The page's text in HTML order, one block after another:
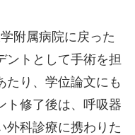
附属病院に戻った
ントとして手術を担
たり、学位論文にも
ト修了後は、呼吸器
外科診療に携わりた